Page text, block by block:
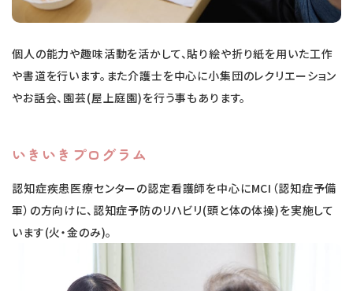
個人の能力や趣味活動を活かして、貼り絵や折り紙を用いた工作
や書道を行います。また介護士を中心に小集団のレクリエーション
やお話会、園芸(屋上庭園)を行う事もあります。
いきいきプログラム
認知症疾患医療センターの認定看護師を中心にMCI（認知症予備
軍）の方向けに、認知症予防のリハビリ(頭と体の体操)を実施して
います(火・金のみ)。